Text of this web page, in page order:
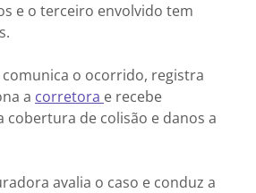
e o terceiro envolvido tem
o ocorrido, registra
a corretora e recebe
cobertura de colisão e danos a
avalia o caso e conduz a